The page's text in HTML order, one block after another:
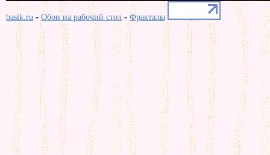
basik.ru - Обои на рабочий стол - Фракталы